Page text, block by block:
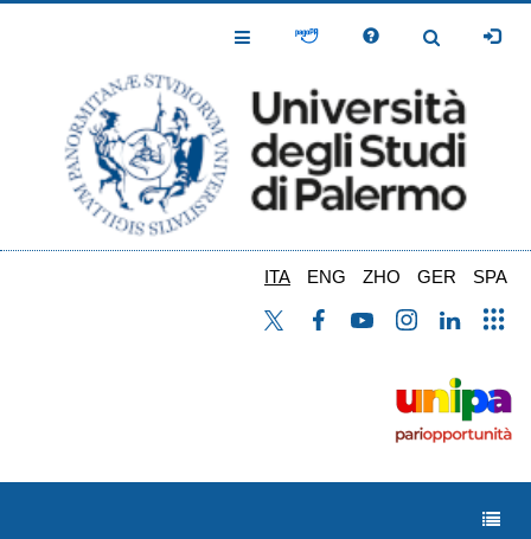
Toggle
Toggle
ITA ENG ZHO GER SPA